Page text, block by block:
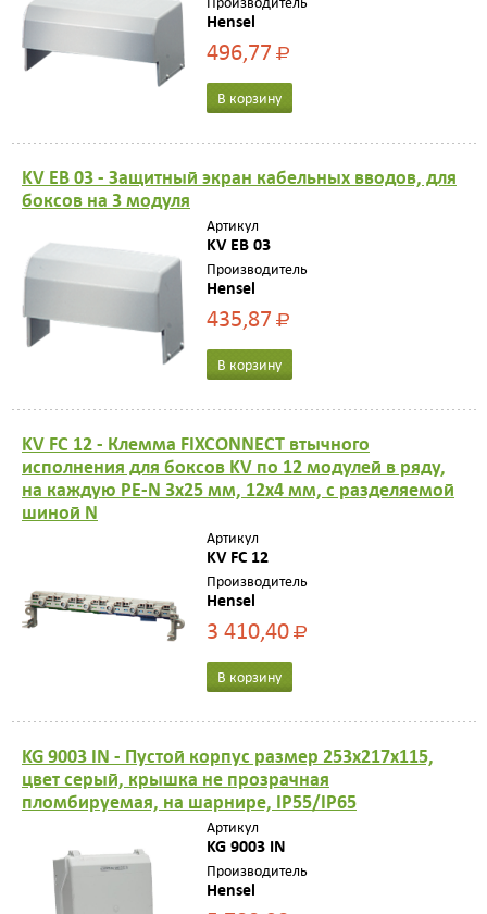
Hensel
496,77Р
В корзину
KV EB 03 - Защитный экран кабельных вводов, для
боксов на 3 модуля
Артикул
KV EB 03
Производитель
Hensel
435,87Р
В корзину
KV FC 12 - Клемма FIXCONNECT втычного
исполнения для боксов KV по 12 модулей в ряду,
на каждую PE-N 3х25 мм, 12х4 мм, с разделяемой
шиной N
Артикул
KV FC 12
Производитель
Hensel
3 410,40Р
В корзину
KG 9003 IN - Пустой корпус размер 253х217х115,
цвет серый, крышка не прозрачная
пломбируемая, на шарнире, IP55/IP65
Артикул
KG 9003 IN
Производитель
Hensel